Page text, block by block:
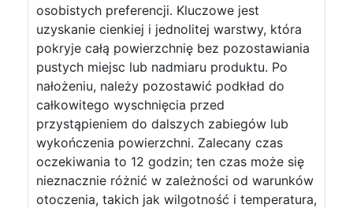
osobistych preferencji. Kluczowe jest
uzyskanie cienkiej i jednolitej warstwy, która
pokryje całą powierzchnię bez pozostawiania
pustych miejsc lub nadmiaru produktu. Po
nałożeniu, należy pozostawić podkład do
całkowitego wyschnięcia przed
przystąpieniem do dalszych zabiegów lub
wykończenia powierzchni. Zalecany czas
oczekiwania to 12 godzin; ten czas może się
nieznacznie różnić w zależności od warunków
otoczenia, takich jak wilgotność i temperatura,